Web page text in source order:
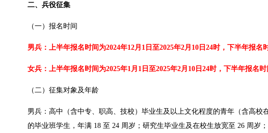
二、兵役征集
（一）报名时间
男兵：上半年报名时间为2024年12月1日至2025年2月10日24时，下半年报名
女兵：上半年报名时间为2025年1月1日至2025年2月10日24时，下半年报名时
（二）征集对象及年龄
男兵：高中（含中专、职高、技校）毕业生及以上文化程度的青年（含高
的毕业班学生，年满 18 至 24 周岁；研究生毕业生及在校生放宽至 26 周岁